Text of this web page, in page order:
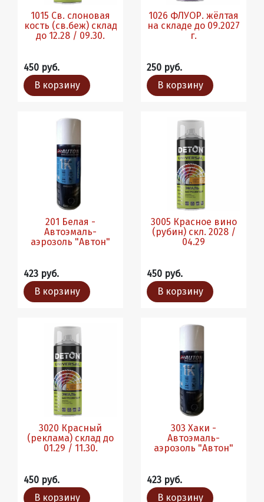
1015 Св. слоновая
кость (св.беж) склад
до 12.28 / 09.30.
450 руб.
В корзину
1026 ФЛУОР. жёлтая
на складе до 09.2027
г.
250 руб.
В корзину
201 Белая -
Автоэмаль-
аэрозоль "Автон"
423 руб.
В корзину
3005 Красное вино
(рубин) скл. 2028 /
04.29
450 руб.
В корзину
3020 Красный
(реклама) склад до
01.29 / 11.30.
450 руб.
В корзину
303 Хаки -
Автоэмаль-
аэрозоль "Автон"
423 руб.
В корзину